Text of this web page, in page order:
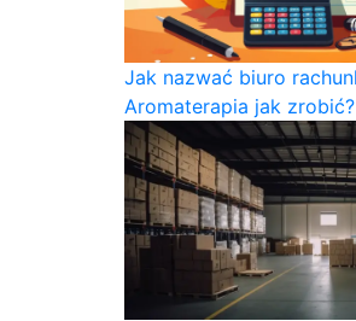
Jak nazwać biuro
Aromaterapia jak zrobić?